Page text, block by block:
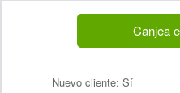
Canjea
Nuevo cliente: Sí